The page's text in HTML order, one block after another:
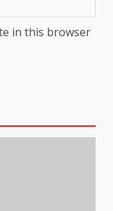
in this browser